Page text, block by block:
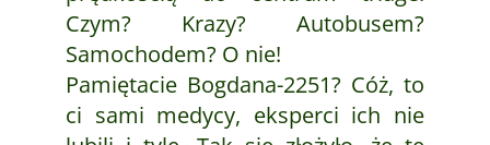
Czym? Krazy? Autobusem?
Samochodem? O nie!
Pamiętacie Bogdana-2251? Cóż, to
ci sami medycy, eksperci ich nie